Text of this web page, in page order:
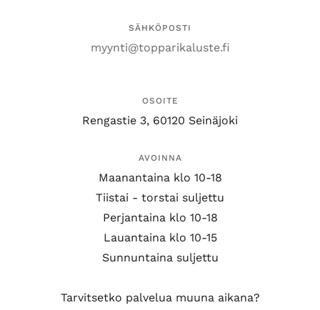
SÄHKÖPOSTI
myynti@topparikaluste.fi
OSOITE
Rengastie 3, 60120 Seinäjoki
AVOINNA
Maanantaina klo 10-18
Tiistai - torstai suljettu
Perjantaina klo 10-18
Lauantaina klo 10-15
Sunnuntaina suljettu
Tarvitsetko palvelua muuna aikana?